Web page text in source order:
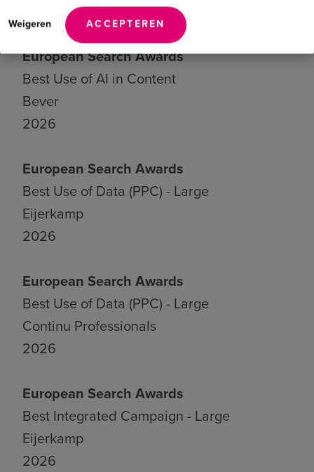
Weigeren ACCEPTEREN
European Search Awards
Best Use of AI in Content
Bever
2026
European Search Awards
Best Use of Data (PPC) - Large
Eijerkamp
2026
European Search Awards
Best Use of Data (PPC) - Large
Continu Professionals
2026
European Search Awards
Best Integrated Campaign - Large
Eijerkamp
2026